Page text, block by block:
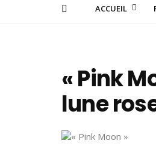
ACCUEIL
« Pink
lune